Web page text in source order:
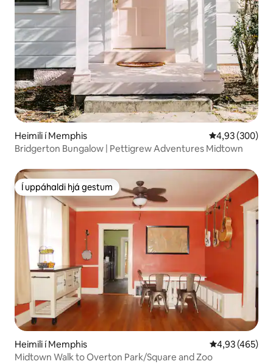
Heimili í Memphis 4,93 af 5 í
4,93 (300)
Bridgerton Bungalow | Pettigrew Adventures Midtown
Í uppáhaldi hjá gestum
Í uppáhaldi hjá gestum
Heimili í Memphis 4,93 af 5 í
4,93 (465)
Midtown Walk to Overton Park/Square and Zoo